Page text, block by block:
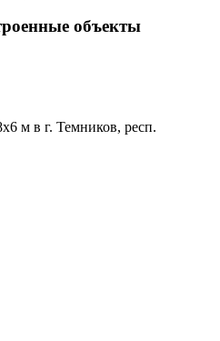
объекты
м в г. Темников, респ.